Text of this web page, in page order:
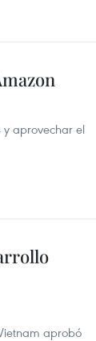
aprovechar el
aprobó